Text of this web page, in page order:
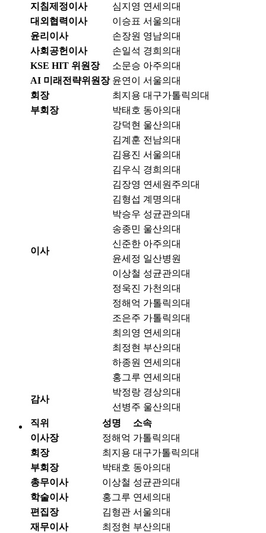
지침제정이사
심지영 연세의대
대외협력이사
이승표 서울의대
윤리이사
손장원 영남의대
사회공헌이사
손일석 경희의대
KSE HIT 위원장
소문승 아주의대
AI 미래전략위원장 윤연이
서울의대
회장
최지용 대구가톨릭의대
부회장
박태호 동아의대
이사
강덕현 울산의대
김계훈 전남의대
김용진 서울의대
김우식 경희의대
김장영 연세원주의대
김형섭 계명의대
박승우 성균관의대
송종민 울산의대
신준한 아주의대
윤세정 일산병원
이상철 성균관의대
정욱진 가천의대
정해억 가톨릭의대
조은주 가톨릭의대
최의영 연세의대
최정현 부산의대
하종원 연세의대
홍그루 연세의대
감사
박정랑 경상의대
선병주 울산의대
직위
성명
소속
이사장
정해억 가톨릭의대
회장
최지용 대구가톨릭의대
부회장
박태호 동아의대
총무이사
이상철 성균관의대
학술이사
홍그루 연세의대
편집장
김형관 서울의대
재무이사
최정현 부산의대